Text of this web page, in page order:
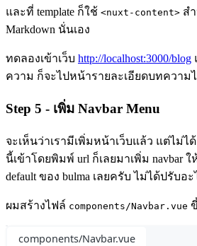
และที่ template ก็ใช้ <nuxt-content> ส
Markdown นั่นเอง
ทดลองเข้าเว็บ http://localhost:3000/blog
ความ ก็จะไปหน้ารายละเอียดบทความ
Step 5 - เพิ่ม Navbar Menu
จะเห็นว่าเรามีเพิ่มหน้าเว็บแล้ว แต่ไม่
นี้เข้าโดยพิมพ์ url ก็เลยมาเพิ่ม navbar
default ของ bulma เลยครับ ไม่ได้ปรับอ
ผมสร้างไฟล์ components/Navbar.vue
components/Navbar.vue